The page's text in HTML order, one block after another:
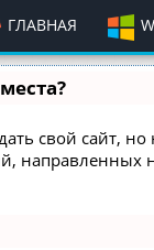
ГЛАВНАЯ
свой сайт,